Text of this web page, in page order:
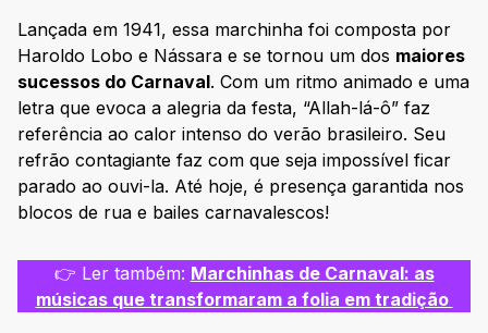
Lançada em 1941, essa marchinha foi composta por
Haroldo Lobo e Nássara e se tornou um dos maiores
sucessos do Carnaval. Com um ritmo animado e uma
letra que evoca a alegria da festa, “Allah-lá-ô” faz
referência ao calor intenso do verão brasileiro. Seu
refrão contagiante faz com que seja impossível ficar
parado ao ouvi-la. Até hoje, é presença garantida nos
blocos de rua e bailes carnavalescos!
👉 Ler também: Marchinhas de Carnaval: as
músicas que transformaram a folia em tradição